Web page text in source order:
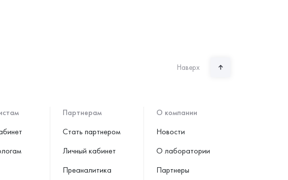
Наверх
Партнерам
Стать партнером
Личный кабинет
Преаналитика
О компании
Новости
О лаборатории
Партнеры